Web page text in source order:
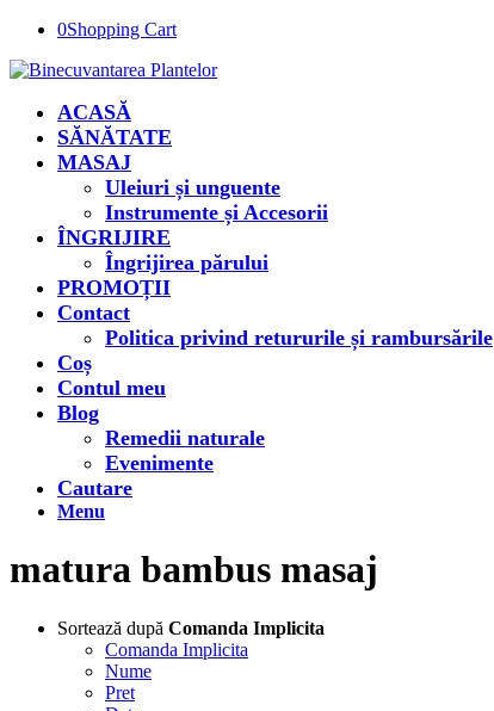
0Shopping Cart
ACASĂ
SĂNĂTATE
MASAJ
Uleiuri și unguente
Instrumente și Accesorii
ÎNGRIJIRE
Îngrijirea părului
PROMOȚII
Contact
Politica privind retururile și rambursările
Coș
Contul meu
Blog
Remedii naturale
Evenimente
Cautare
Menu
matura bambus masaj
Sortează după Comanda Implicita
Comanda Implicita
Nume
Pret